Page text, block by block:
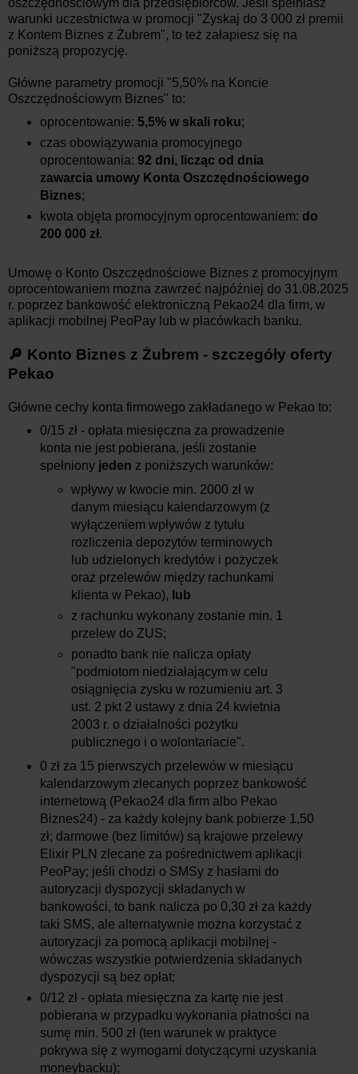
oszczędnościowym dla przedsiębiorców. Jeśli spełniasz
warunki uczestnictwa w promocji "Zyskaj do 3 000 zł premii
z Kontem Biznes z Żubrem", to też załapiesz się na
poniższą propozycję.
Główne parametry promocji "5,50% na Koncie
Oszczędnościowym Biznes" to:
oprocentowanie: 5,5% w skali roku;
czas obowiązywania promocyjnego
oprocentowania: 92 dni, licząc od dnia
zawarcia umowy Konta Oszczędnościowego
Biznes;
kwota objęta promocyjnym oprocentowaniem: do
200 000 zł.
Umowę o Konto Oszczędnościowe Biznes z promocyjnym
oprocentowaniem można zawrzeć najpóźniej do 31.08.2025
r. poprzez bankowość elektroniczną Pekao24 dla firm, w
aplikacji mobilnej PeoPay lub w placówkach banku.
🔎 Konto Biznes z Żubrem - szczegóły oferty
Pekao
Główne cechy konta firmowego zakładanego w Pekao to:
0/15 zł - opłata miesięczna za prowadzenie
konta nie jest pobierana, jeśli zostanie
spełniony jeden z poniższych warunków:
wpływy w kwocie min. 2000 zł w
danym miesiącu kalendarzowym (z
wyłączeniem wpływów z tytułu
rozliczenia depozytów terminowych
lub udzielonych kredytów i pożyczek
oraz przelewów między rachunkami
klienta w Pekao), lub
z rachunku wykonany zostanie min. 1
przelew do ZUS;
ponadto bank nie nalicza opłaty
"podmiotom niedziałającym w celu
osiągnięcia zysku w rozumieniu art. 3
ust. 2 pkt 2 ustawy z dnia 24 kwietnia
2003 r. o działalności pożytku
publicznego i o wolontariacie".
0 zł za 15 pierwszych przelewów w miesiącu
kalendarzowym zlecanych poprzez bankowość
internetową (Pekao24 dla firm albo Pekao
Biznes24) - za każdy kolejny bank pobierze 1,50
zł; darmowe (bez limitów) są krajowe przelewy
Elixir PLN zlecane za pośrednictwem aplikacji
PeoPay; jeśli chodzi o SMSy z hasłami do
autoryzacji dyspozycji składanych w
bankowości, to bank nalicza po 0,30 zł za każdy
taki SMS, ale alternatywnie można korzystać z
autoryzacji za pomocą aplikacji mobilnej -
wówczas wszystkie potwierdzenia składanych
dyspozycji są bez opłat;
0/12 zł - opłata miesięczna za kartę nie jest
pobierana w przypadku wykonania płatności na
sumę min. 500 zł (ten warunek w praktyce
pokrywa się z wymogami dotyczącymi uzyskania
moneybacku);